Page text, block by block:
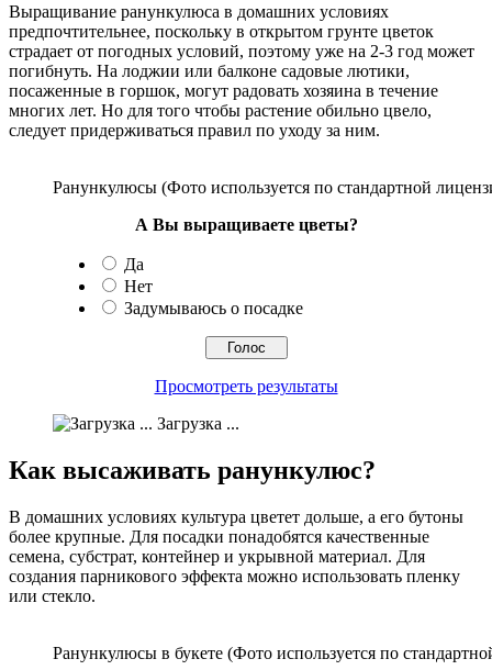
Выращивание ранункулюса в домашних условиях
предпочтительнее, поскольку в открытом грунте цветок
страдает от погодных условий, поэтому уже на 2-3 год может
погибнуть. На лоджии или балконе садовые лютики,
посаженные в горшок, могут радовать хозяина в течение
многих лет. Но для того чтобы растение обильно цвело,
следует придерживаться правил по уходу за ним.
Ранункулюсы (Фото используется по стандартной
А Вы выращиваете цветы?
Да
Нет
Задумываюсь о посадке
Просмотреть результаты
Загрузка ...
Как высаживать ранункулюс?
В домашних условиях культура цветет дольше, а его бутоны
более крупные. Для посадки понадобятся качественные
семена, субстрат, контейнер и укрывной материал. Для
создания парникового эффекта можно использовать пленку
или стекло.
Ранункулюсы в букете (Фото используется по